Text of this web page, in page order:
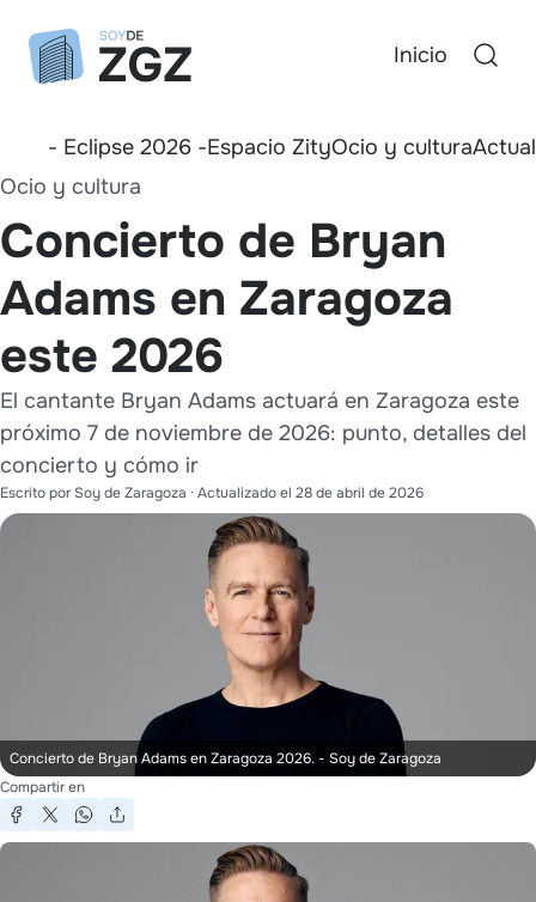
Inicio
- Eclipse 2026 -Espacio ZityOcio y cultura
Ocio y cultura
Concierto de Bryan
Adams en Zaragoza
este 2026
El cantante Bryan Adams actuará en Zaragoza este
próximo 7 de noviembre de 2026: punto, detalles del
concierto y cómo ir
Escrito porSoy de Zaragoza · Actualizado el 28 de abril de 2026
Concierto de Bryan Adams en Zaragoza 2026.- Soy de Zaragoza
Compartir en